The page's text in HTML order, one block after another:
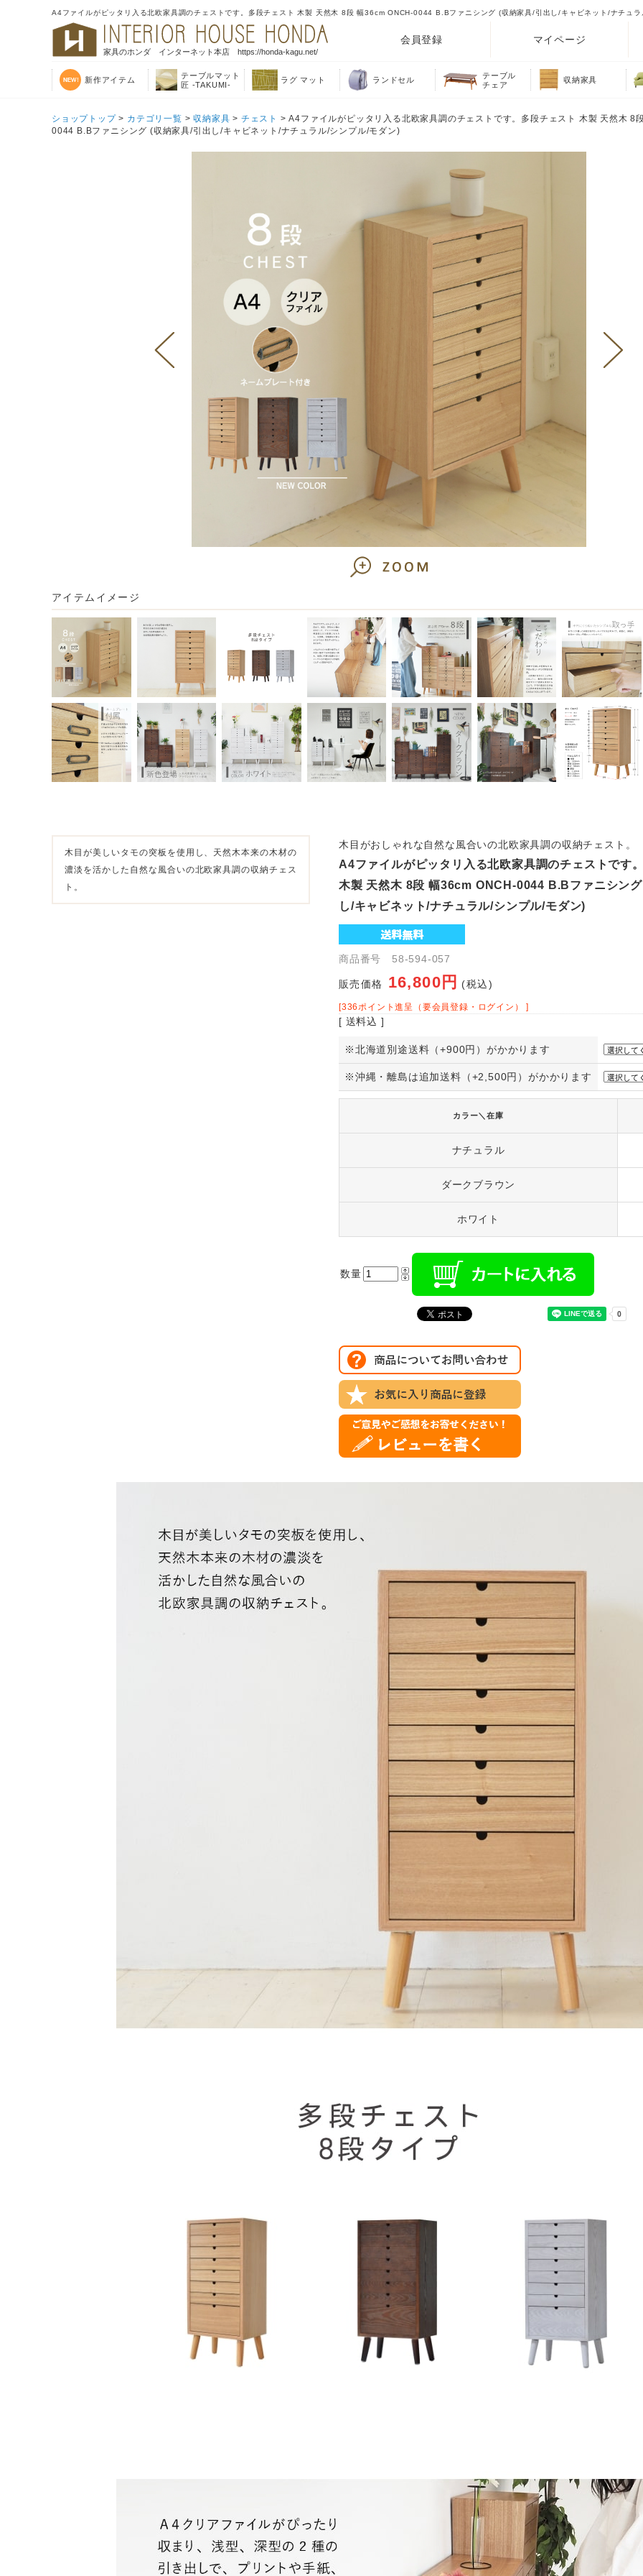
A4ファイルがピッタリ入る北欧家具調のチェストです。多段チェスト 木製 天然木 8段 幅36cm ONCH-0044 B.Bファニシング (収納家具/引出し/キャビネット/ナチュ
家具のホンダ インターネット本店 https://honda-kagu.net/
会員登録 マイページ
新作アイテム
テーブルマット
匠 -TAKUMI-
ラグ マット ランドセル
テーブル
チェア
収納家具
ショップトップ> カテゴリ一覧 >収納家具 > チェスト > A4ファイルがピッタリ入る北欧家具調のチェストです。多段チェスト 木製 天然木 8
0044 B.Bファニシング (収納家具/引出し/キャビネット/ナチュラル/シンプル/モダン)
アイテムイメージ
木目が美しいタモの突板を使用し、天然木本来の木材の
濃淡を活かした自然な風合いの北欧家具調の収納チェス
ト。
木目がおしゃれな自然な風合いの北欧家具調の収納チェスト。
A4ファイルがピッタリ入る北欧家具調のチェストです
木製 天然木 8段 幅36cm ONCH-0044 B.Bファニシン
し/キャビネット/ナチュラル/シンプル/モダン)
商品番号 58-594-057
販売価格 16,800円 (税込)
[336ポイント進呈（要会員登録・ログイン） ]
[ 送料込 ]
※北海道別途送料（+900円）がかかります
※沖縄・離島は追加送料（+2,500円）がかかります
カラー＼在庫
ナチュラル
ダークブラウン
ホワイト
数量